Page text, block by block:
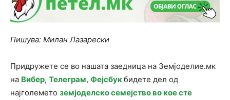
Пишува: Милан Лазарески
Придружете се во нашата заедница на Земјоделие.мк
на Вибер, Телеграм, Фејсбукбидете дел од
најголемето земјоделско семејство во кое сте